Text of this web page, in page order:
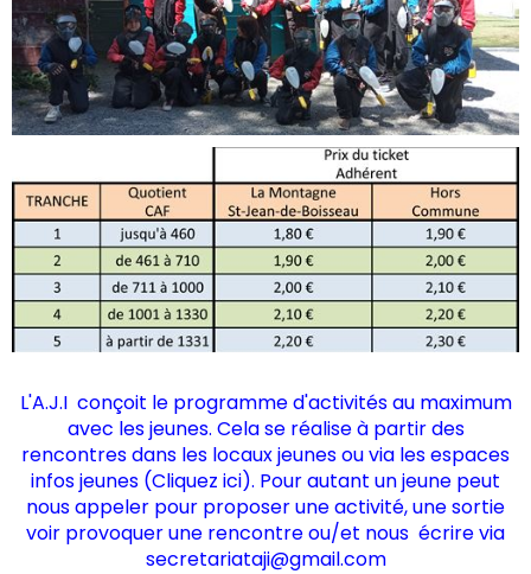
L'A.J.I conçoit le programme d'activités au maximum
avec les jeunes. Cela se réalise à partir des
rencontres dans les locaux jeunes ou via les espaces
infos jeunes (Cliquez ici). Pour autant un jeune peut
nous appeler pour proposer une activité, une sortie
voir provoquer une rencontre ou/et nous écrire via
secretariataji@gmail.com